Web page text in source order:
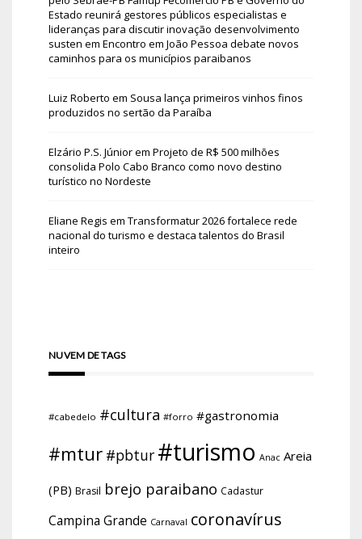
Estado reunirá gestores públicos especialistas e
lideranças para discutir inovação desenvolvimento
susten em Encontro em João Pessoa debate novos
caminhos para os municípios paraibanos
Luiz Roberto em Sousa lança primeiros vinhos finos
produzidos no sertão da Paraíba
Elzário P.S. Júniorem Projeto de R$ 500 milhões
consolida Polo Cabo Branco como novo destino
turístico no Nordeste
Eliane Regis em Transformatur 2026 fortalece rede
nacional do turismo e destaca talentos do Brasil
inteiro
NUVEM DE TAGS
#cabedelo #cultura #forro #gastronomia
#mtur #pbtur #turismo Anac Areia
(PB) Brasil brejo paraibano Cadastur
Campina Grande Carnaval coronavírus